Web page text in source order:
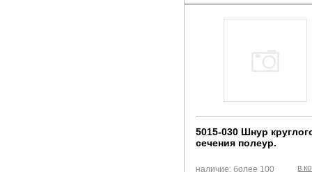
5015-030 Шнур
сечения полеур.
в
наличие: более 100